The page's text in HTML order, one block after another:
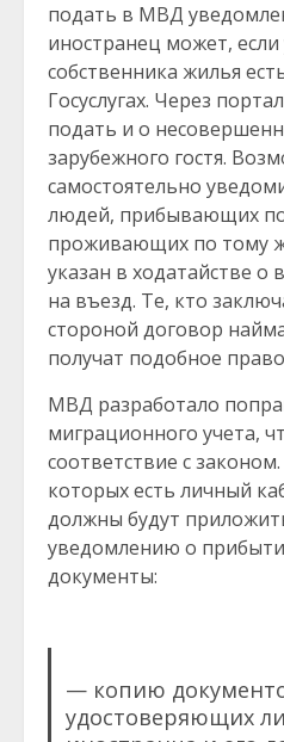
подать в МВД
иностранец может, если
собственника жилья
Госуслугах. Через
подать и о
зарубежного гостя.
самостоятельно
людей, прибывающих
проживающих по тому
указан в ходатайстве о
на въезд. Те, кто
стороной договор
получат подобное
МВД разработало
миграционного учета,
соответствие с
которых есть личный
должны будут
уведомлению о
документы:
— копию
удостоверяющих